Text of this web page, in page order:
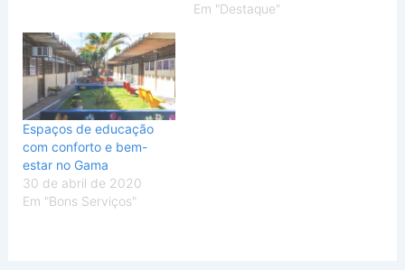
Em "Destaque"
Espaços de educação
com conforto e bem-
estar no Gama
30 de abril de 2020
Em "Bons Serviços"